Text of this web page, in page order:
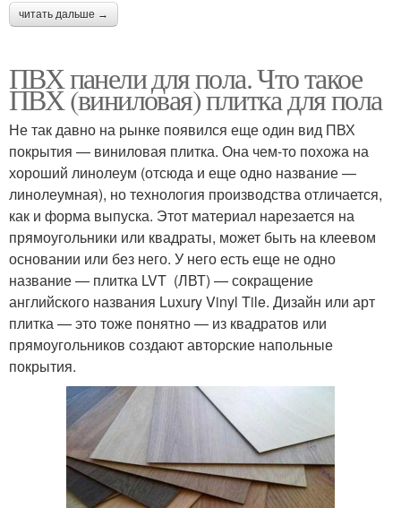
читать дальше →
ПВХ панели для пола. Что такое
ПВХ (виниловая) плитка для пола
Не так давно на рынке появился еще один вид ПВХ
покрытия — виниловая плитка. Она чем-то похожа на
хороший линолеум (отсюда и еще одно название —
линолеумная), но технология производства отличается,
как и форма выпуска. Этот материал нарезается на
прямоугольники или квадраты, может быть на клеевом
основании или без него. У него есть еще не одно
название — плитка LVT (ЛВТ) — сокращение
английского названия Luxury Vinyl Tile. Дизайн или арт
плитка — это тоже понятно — из квадратов или
прямоугольников создают авторские напольные
покрытия.